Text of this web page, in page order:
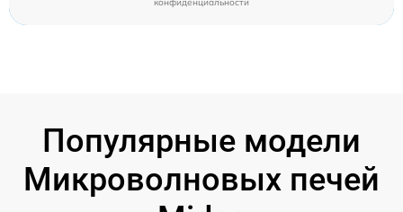
Популярные модели
Микроволновых печей